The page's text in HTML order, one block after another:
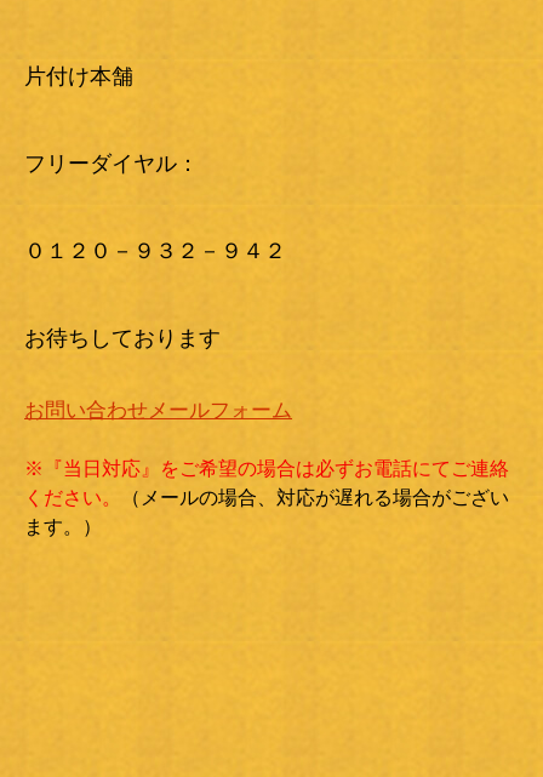
片付け本舗
フリーダイヤル：
０１２０－９３２－９４２
お待ちしております
お問い合わせメールフォーム
※『当日対応』をご希望の場合は必ずお電話にてご連絡
ください。
（メールの場合、対応が遅れる場合がござい
ます。）